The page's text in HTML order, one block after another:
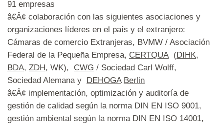
91 empresas
â€Â¢ colaboración con las siguientes asociaciones y
organizaciones líderes en el país y el extranjero:
Cámaras de comercio Extranjeras, BVMW / Asociación
Federal de la Pequeña Empresa, CERTQUA (DIHK,
BDA, ZDH, WK), CWG / Sociedad Carl Wolff,
Sociedad Alemana y DEHOGA Berlin
â€Â¢ implementación, optimización y auditoría de
gestión de calidad según la norma DIN EN ISO 9001,
gestión ambiental según la norma DIN EN ISO 14001,